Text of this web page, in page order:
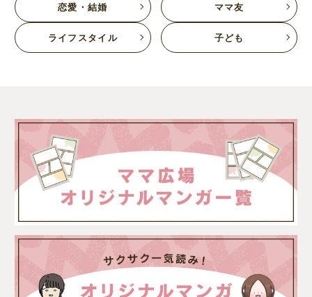
恋愛・結婚 ママ友
ライフスタイル 子ども